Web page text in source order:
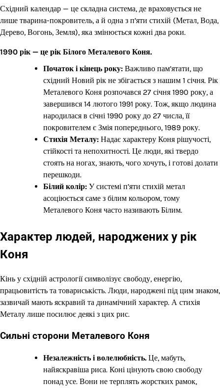
Східний календар — це складна система, де враховується не
лише тварина-покровитель, а й одна з п’яти стихій (Метал, Вода,
Дерево, Вогонь, Земля), яка змінюється кожні два роки.
1990 рік — це рік Білого Металевого Коня.
Початок і кінець року: Важливо пам’ятати, що
східний Новий рік не збігається з нашим 1 січня. Рік
Металевого Коня розпочався 27 січня 1990 року, а
завершився 14 лютого 1991 року. Тож, якщо людина
народилася в січні 1990 року до 27 числа, її
покровителем є Змія попереднього, 1989 року.
Стихія Металу: Надає характеру Коня рішучості,
стійкості та непохитності. Це люди, які твердо
стоять на ногах, знають, чого хочуть, і готові долати
перешкоди.
Білий колір: У системі п’яти стихій метал
асоціюється саме з білим кольором, тому
Металевого Коня часто називають Білим.
Характер людей, народжених у рік
Коня
Кінь у східній астрології символізує свободу, енергію,
працьовитість та товариськість. Люди, народжені під цим знаком,
зазвичай мають яскравий та динамічний характер. А стихія
Металу лише посилює деякі з цих рис.
Сильні сторони Металевого Коня
Незалежність і волелюбність. Це, мабуть,
найяскравіша риса. Коні цінують свою свободу
понад усе. Вони не терплять жорстких рамок,